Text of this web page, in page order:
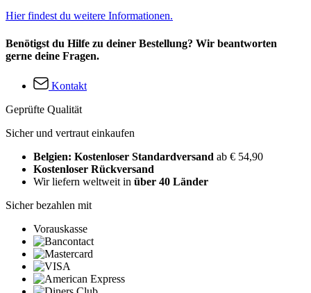
Hier findest du weitere Informationen.
Benötigst du Hilfe zu deiner Bestellung? Wir beantworten
gerne deine Fragen.
Kontakt
Geprüfte Qualität
Sicher und vertraut einkaufen
Belgien: Kostenloser Standardversand ab € 54,90
Kostenloser Rückversand
Wir liefern weltweit in über 40 Länder
Sicher bezahlen mit
Vorauskasse